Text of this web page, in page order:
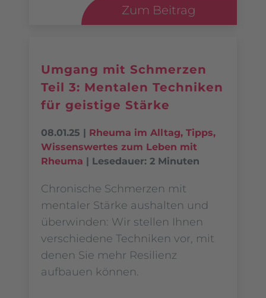
Zum Beitrag
Umgang mit Schmerzen
Teil 3: Mentalen Techniken
für geistige Stärke
08.01.25 | Rheuma im Alltag, Tipps,
Wissenswertes zum Leben mit
Rheuma | Lesedauer: 2 Minuten
Chronische Schmerzen mit
mentaler Stärke aushalten und
überwinden: Wir stellen Ihnen
verschiedene Techniken vor, mit
denen Sie mehr Resilienz
aufbauen können.